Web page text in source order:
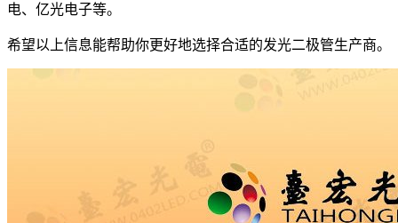
电、亿光电子等。
希望以上信息能帮助你更好地选择合适的发光二极管生产商。